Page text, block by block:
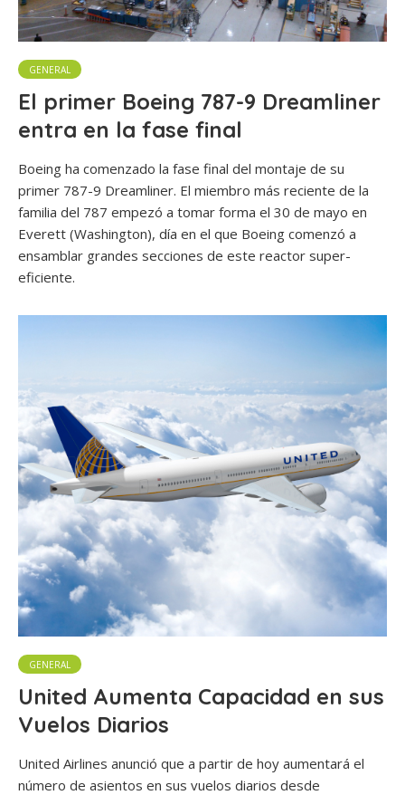
GENERAL
El primer Boeing 787-9 Dreamliner
entra en la fase final
Boeing ha comenzado la fase final del montaje de su
primer 787-9 Dreamliner. El miembro más reciente de la
familia del 787 empezó a tomar forma el 30 de mayo en
Everett (Washington), día en el que Boeing comenzó a
ensamblar grandes secciones de este reactor super-
eficiente.
GENERAL
United Aumenta Capacidad en sus
Vuelos Diarios
United Airlines anunció que a partir de hoy aumentará el
número de asientos en sus vuelos diarios desde